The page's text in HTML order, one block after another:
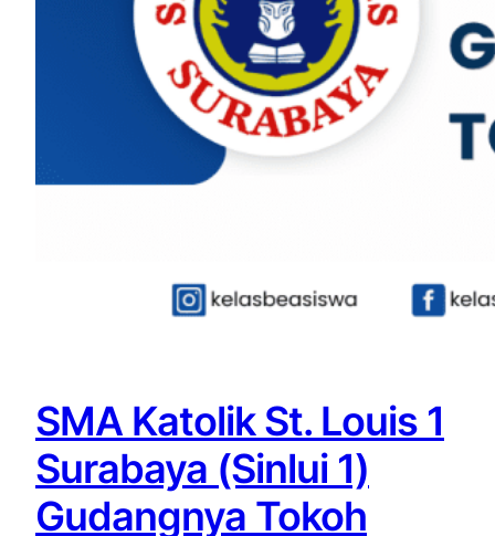
SMA Katolik St. Louis 1
Surabaya (Sinlui 1)
Gudangnya Tokoh